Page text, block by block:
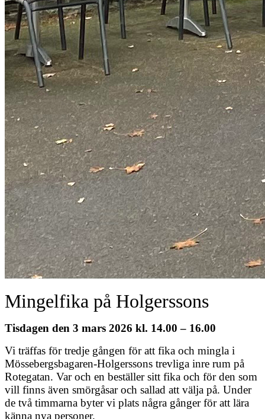
Mingelfika på Holgerssons
Tisdagen den 3 mars 2026 kl. 14.00 – 16.00
Vi träffas för tredje gången för att fika och mingla i
Mössebergsbagaren-Holgerssons trevliga inre rum på
Rotegatan. Var och en beställer sitt fika och för den som
vill finns även smörgåsar och sallad att välja på. Under
de två timmarna byter vi plats några gånger för att lära
känna nya personer.